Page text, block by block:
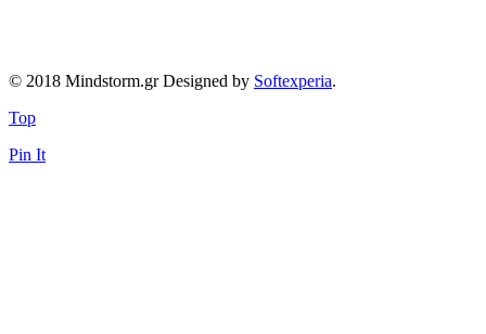
© 2018 Mindstorm.gr Designed by Softexperia.
Top
Pin It